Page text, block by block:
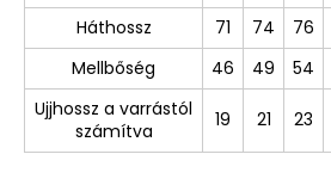
Háthossz
71 74 76
Mellbőség
46 49 54
Ujjhossz a varrástól
számítva
19 21 23